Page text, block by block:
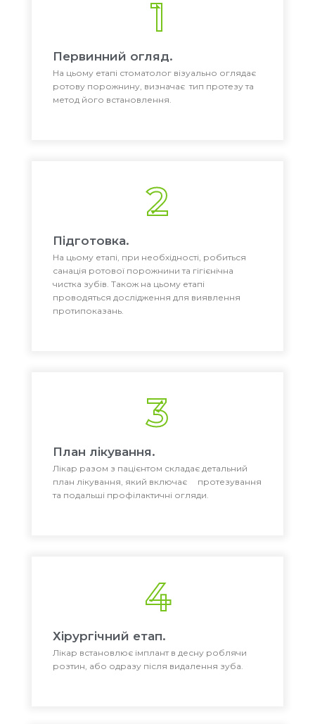
1
Первинний огляд.
На цьому етапі стоматолог візуально оглядає
ротову порожнину, визначає тип протезу та
метод його встановлення.
2
Підготовка.
На цьому етапі, при необхідності, робиться
санація ротової порожнини та гігієнічна
чистка зубів. Також на цьому етапі
проводяться дослідження для виявлення
протипоказань.
3
План лікування.
Лікар разом з пацієнтом складає детальний
план лікування, який включає протезування
та подальші профілактичні огляди.
4
Хірургічний етап.
Лікар встановлює імплант в десну роблячи
розтин, або одразу після видалення зуба.